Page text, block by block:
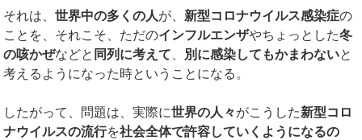
それは、世界中の多くの人が、新型コロナウイルス感染症の
ことを、それこそ、ただのインフルエンザやちょっとした冬
の咳かぜなどと 同列に考えて、 別に感染してもかまわないと
考えるようになった時ということになる。
したがって、問題は、実際に世界の人々がこうした新型コロ
ナウイルスの流行を社会全体で許容していくようになるの